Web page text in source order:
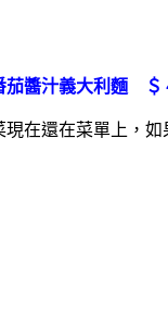
茄醬汁義大利麵 ＄
在還在菜單上，